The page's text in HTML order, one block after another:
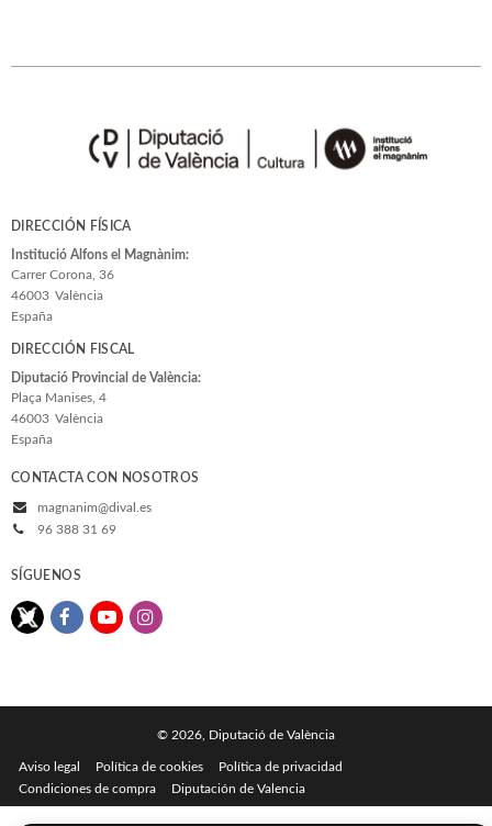
DIRECCIÓN FÍSICA
Institució Alfons el Magnànim:
Carrer Corona, 36
46003 València
España
DIRECCIÓN FISCAL
Diputació Provincial de València:
Plaça Manises, 4
46003 València
España
CONTACTA CON NOSOTROS
magnanim@dival.es
96 388 31 69
SÍGUENOS
© 2026, Diputació de València
Aviso legal Política de cookies
Política de privacidad
Condiciones de compra
Diputación de Valencia